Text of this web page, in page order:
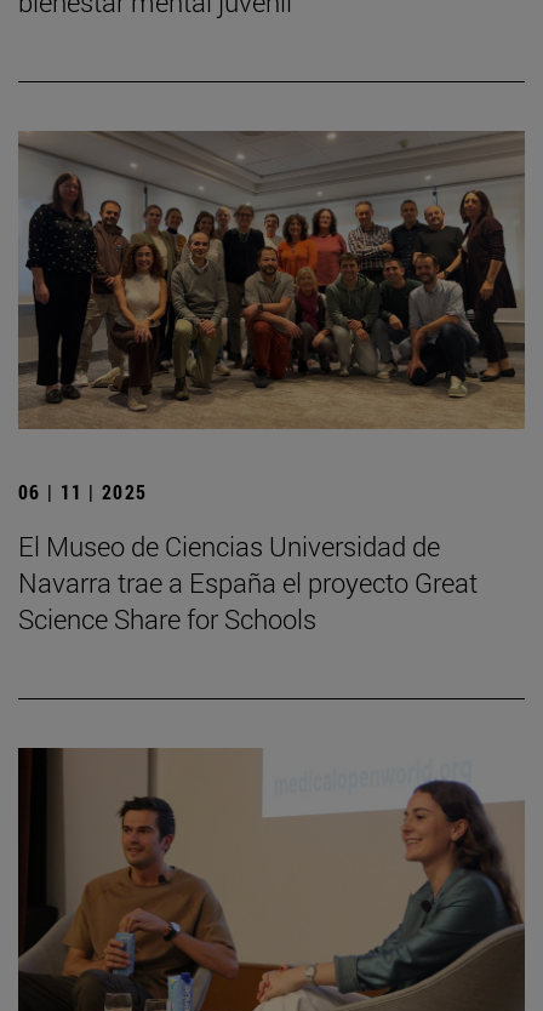
06 | 11 | 2025
El Museo de Ciencias Universidad de
Navarra trae a España el proyecto Great
Science Share for Schools